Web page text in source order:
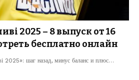
2025 – 8 выпуск от 16
бесплатно онлайн
2025»: шаг назад, минус баланс и плюс…